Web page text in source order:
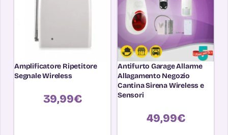
Amplificatore Ripetitore
Segnale Wireless
39,99€
Antifurto Garage Allarme
Allagamento Negozio
Cantina Sirena Wireless e
Sensori
49,99€